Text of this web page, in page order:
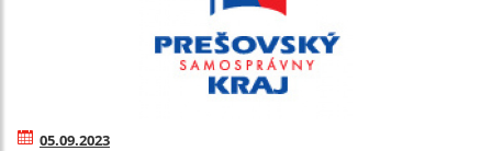
05.09.2023